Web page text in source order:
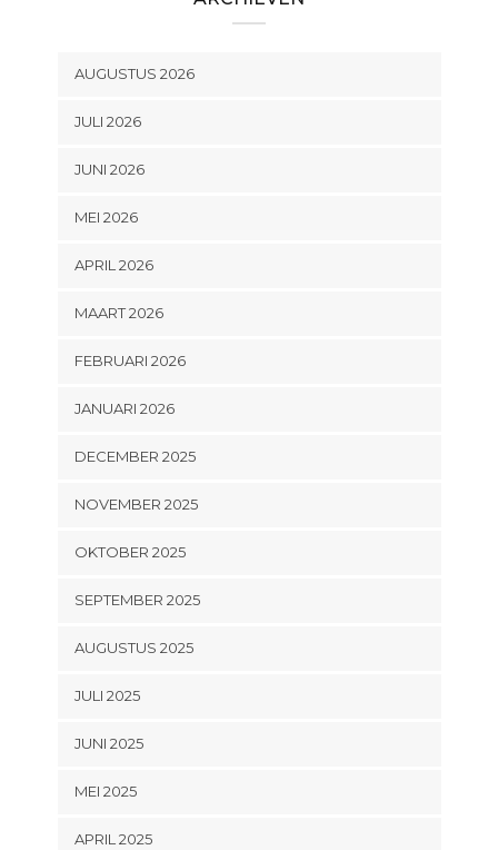
AUGUSTUS 2026
JULI 2026
JUNI 2026
MEI 2026
APRIL 2026
MAART 2026
FEBRUARI 2026
JANUARI 2026
DECEMBER 2025
NOVEMBER 2025
OKTOBER 2025
SEPTEMBER 2025
AUGUSTUS 2025
JULI 2025
JUNI 2025
MEI 2025
APRIL 2025